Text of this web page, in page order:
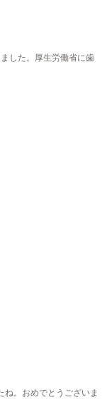
した。厚生労働省に歯
。おめでとうございま